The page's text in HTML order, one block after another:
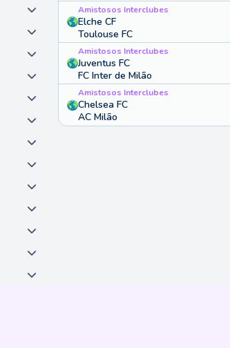
Amistosos Interclubes
Elche CF
Toulouse FC
Amistosos Interclubes
Juventus FC
FC Inter de Milão
Amistosos Interclubes
Chelsea FC
AC Milão